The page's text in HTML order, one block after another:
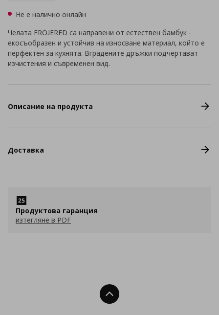
Не е налично онлайн
Челата FRÖJERED са направени от естествен бамбук -
екосъобразен и устойчив на износване материал, който е
перфектен за кухнята. Вградените дръжки подчертават
изчистения и съвременен вид.
Описание на продукта
Доставка
Продуктова гаранция
изтегляне в PDF
Нагоре